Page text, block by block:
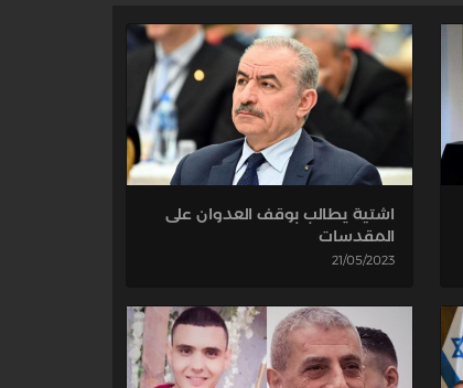
اشتية يطالب بوقف العدوان على
المقدسات
21/05/2023